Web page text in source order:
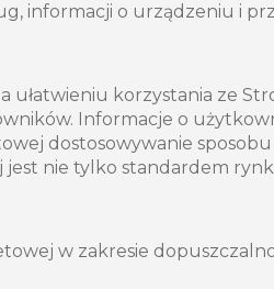
informacji o urządzeniu i
ułatwieniu korzystania ze
Informacje o
dostosowywanie
jest nie tylko standardem
w zakresie